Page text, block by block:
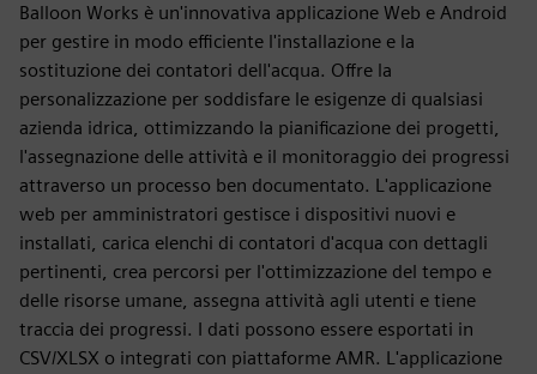
Balloon Works è un'innovativa applicazione Web e Android
per gestire in modo efficiente l'installazione e la
sostituzione dei contatori dell'acqua. Offre la
personalizzazione per soddisfare le esigenze di qualsiasi
azienda idrica, ottimizzando la pianificazione dei progetti,
l'assegnazione delle attività e il monitoraggio dei progressi
attraverso un processo ben documentato. L'applicazione
web per amministratori gestisce i dispositivi nuovi e
installati, carica elenchi di contatori d'acqua con dettagli
pertinenti, crea percorsi per l'ottimizzazione del tempo e
delle risorse umane, assegna attività agli utenti e tiene
traccia dei progressi. I dati possono essere esportati in
CSV/XLSX o integrati con piattaforme AMR. L'applicazione